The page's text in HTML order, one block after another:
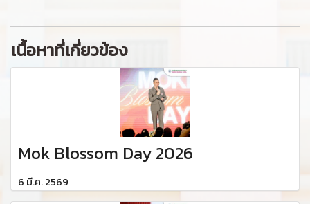
เนื้อหาที่เกี่ยวข้อง
Mok Blossom Day 2026
6 มี.ค. 2569